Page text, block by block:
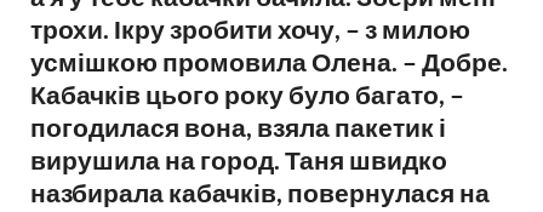
трохи. Ікру зробити хочу, – з милою
усмішкою промовила Олена. – Добре.
Кабачків цього року було багато, –
погодилася вона, взяла пакетик і
вирушила на город. Таня швидко
назбирала кабачків, повернулася на